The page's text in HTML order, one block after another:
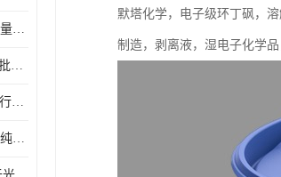
乙氧基丙酸乙酯电子级 批量供应 电子级
3-乙氧基丙酸乙酯电子级 批量供应
DMI溶剂电子级 符合电子行业要求
电子级二甲基咪唑啉酮 高纯度 用于光阻
默塔化学，电子级环丁砜，
制造，剥离液，湿电子化学品